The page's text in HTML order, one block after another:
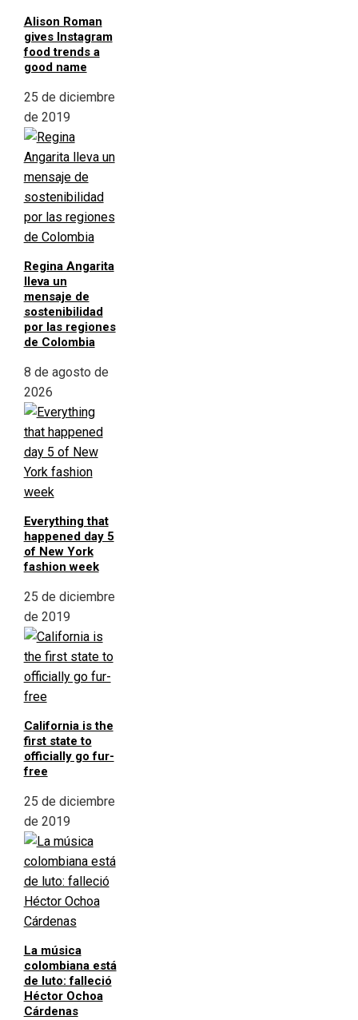
Alison Roman
gives Instagram
food trends a
good name
25 de diciembre
de 2019
Regina Angarita
lleva un
mensaje de
sostenibilidad
por las regiones
de Colombia
8 de agosto de
2026
Everything that
happened day 5
of New York
fashion week
25 de diciembre
de 2019
California is the
first state to
officially go fur-
free
25 de diciembre
de 2019
La música
colombiana está
de luto: falleció
Héctor Ochoa
Cárdenas